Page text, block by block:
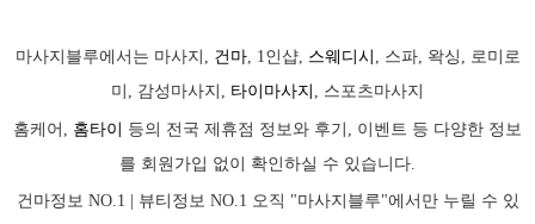
마사지블루에서는 마사지, 건마, 1인샵, 스웨디시 , 스파, 왁싱, 로미로
미, 감성마사지, 타이마사지 , 스포츠마사지
홈케어, 홈타이 등의 전국 제휴점 정보와 후기, 이벤트 등 다양한 정보
를 회원가입 없이 확인하실 수 있습니다.
건마정보 NO.1 | 뷰티정보 NO.1 오직 "마사지블루"에서만 누릴 수 있